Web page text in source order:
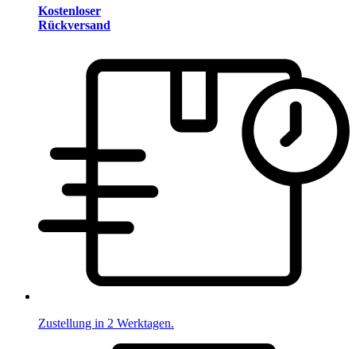
Kostenloser
Rückversand
Zustellung in 2 Werktagen.